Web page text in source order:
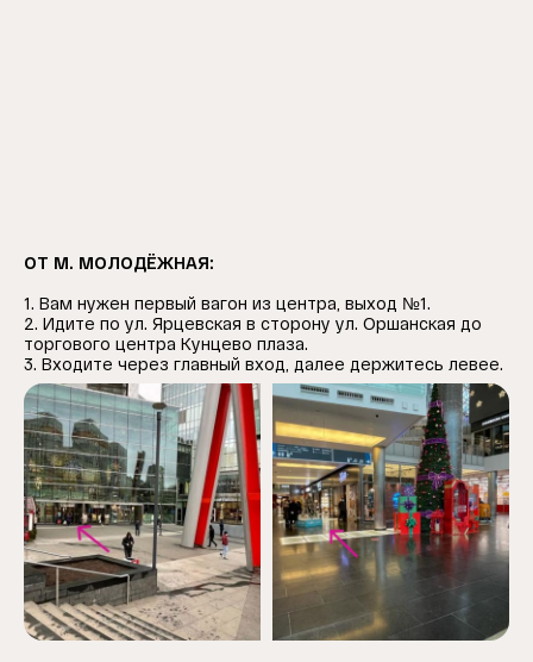
ОТ М. МОЛОДЁЖНАЯ:
1. Вам нужен первый вагон из центра, выход №1.
2. Идите по ул. Ярцевская в сторону ул. Оршанская до
торгового центра Кунцево плаза.
3. Входите через главный вход, далее держитесь левее.